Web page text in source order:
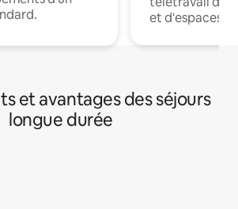
et d'espaces
et avantages des séjours
longue durée